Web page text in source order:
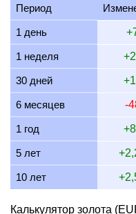
16 июля 2026 1,741.82
15 июля 2026 1,771.50
14 июля 2026 1,779.26
13 июля 2026 1,756.47
12 июля 2026 1,800.98
11 июля 2026 1,802.47
Период
1 день
1 неделя
30 дней
6 месяцев -
1 год
5 лет
10 лет
Калькулятор золота